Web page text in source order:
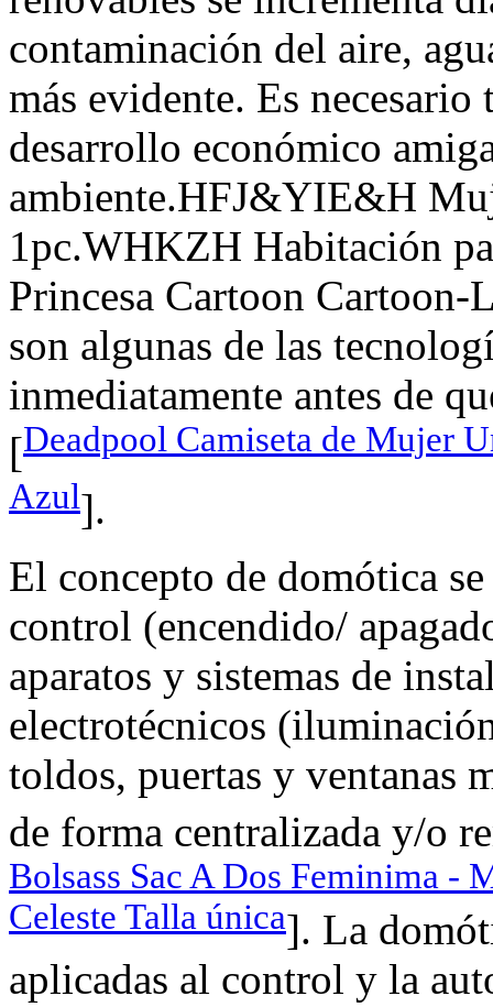
contaminación del aire,
más evidente. Es
desarrollo económico
ambiente.HFJ&YIE&H
1pc.WHKZH Habitación
Princesa Cartoon
son algunas de las
inmediatamente antes de
[Deadpool Camiseta de Mujer
Azul].
El concepto de domótica
control (encendido/
aparatos y sistemas de
electrotécnicos
toldos, puertas y ventanas
de forma centralizada y/o
Bolsass Sac A Dos Feminima -
Celeste Talla única]. La
aplicadas al control y la